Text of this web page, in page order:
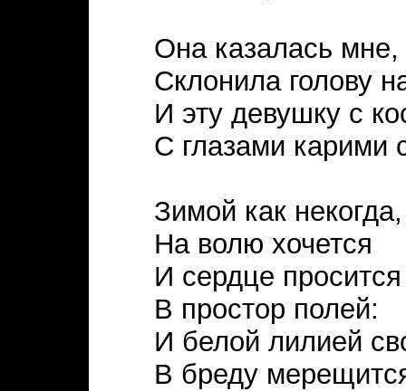
Она казалась мне,
Склонила голову
И эту девушку с
С глазами карими
Зимой как некогда,
На волю хочется
И сердце просится
В простор полей:
И белой лилией
В бреду